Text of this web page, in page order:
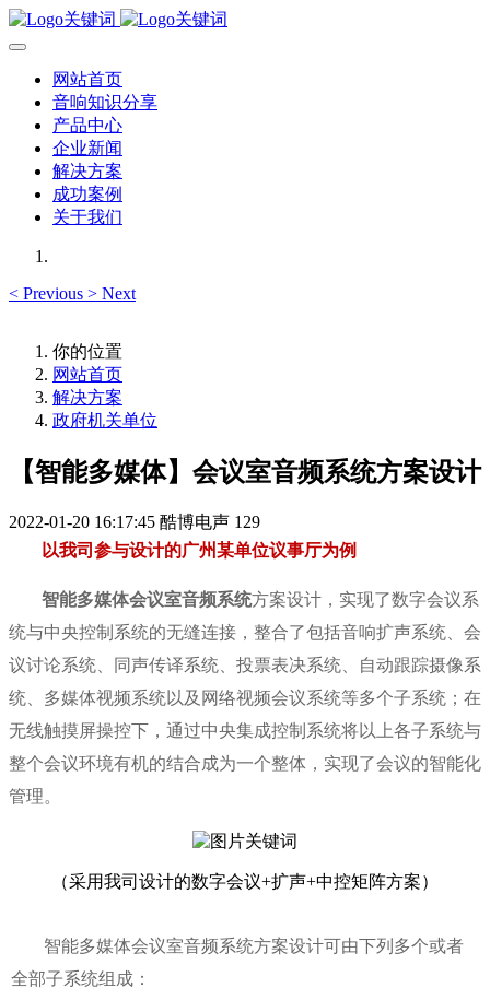
网站首页
音响知识分享
产品中心
企业新闻
解决方案
成功案例
关于我们
< Previous > Next
你的位置
网站首页
解决方案
政府机关单位
【智能多媒体】会议室音频系统方案设计
2022-01-20 16:17:45 酷博电声 129
以我司参与设计的广州某单位议事厅为例
智能多媒体会议室音频系统方案设计，实现了数字会议系
统与中央控制系统的无缝连接，整合了包括音响扩声系统、会
议讨论系统、同声传译系统、 投票表决系统、自动跟踪摄像系
统、多媒体视频系统以及网络视频会议系统等多个子系统；在
无线触摸屏操控下，通过中央集成控制系统将以上各子系统与
整个会议环境有机的结合成为一个整体，实现了会议的智能化
管理。
（采用我司设计的数字会议+扩声+中控矩阵方案）
智能多媒体会议室音频系统方案设计可由下列多个或者
全部子系统组成：